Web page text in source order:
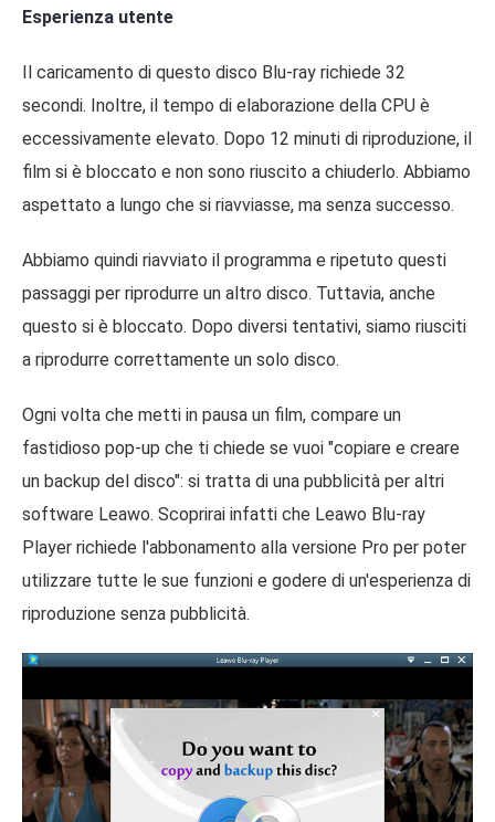
Esperienza utente
Il caricamento di questo disco Blu-ray richiede 32
secondi. Inoltre, il tempo di elaborazione della CPU è
eccessivamente elevato. Dopo 12 minuti di riproduzione, il
film si è bloccato e non sono riuscito a chiuderlo. Abbiamo
aspettato a lungo che si riavviasse, ma senza successo.
Abbiamo quindi riavviato il programma e ripetuto questi
passaggi per riprodurre un altro disco. Tuttavia, anche
questo si è bloccato. Dopo diversi tentativi, siamo riusciti
a riprodurre correttamente un solo disco.
Ogni volta che metti in pausa un film, compare un
fastidioso pop-up che ti chiede se vuoi "copiare e creare
un backup del disco": si tratta di una pubblicità per altri
software Leawo. Scoprirai infatti che Leawo Blu-ray
Player richiede l'abbonamento alla versione Pro per poter
utilizzare tutte le sue funzioni e godere di un'esperienza di
riproduzione senza pubblicità.